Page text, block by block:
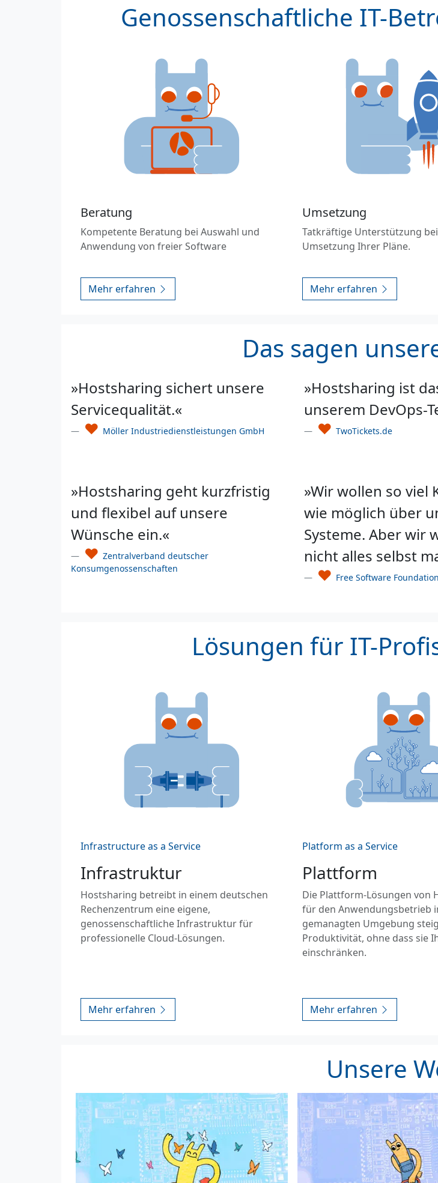
Genossenschaftliche IT-
Beratung
Kompetente Beratung bei Auswahl und
Anwendung von freier Software
Mehr erfahren
Umsetzung
Tatkräftige Unterstützung
Umsetzung Ihrer Pläne.
Mehr erfahren
Das sagen
»Hostsharing sichert unsere
Servicequalität.«
♥ Möller Industriedienstleistungen GmbH
»Hostsharing ist
unserem DevOps-
♥ TwoTickets.de
»Hostsharing geht kurzfristig
und flexibel auf unsere
Wünsche ein.«
♥ Zentralverband deutscher
Konsumgenossenschaften
»Wir wollen so viel
wie möglich über
Systeme. Aber wir
nicht alles selbst
♥ Free Software
Lösungen für IT-
Infrastructure as a Service
Infrastruktur
Hostsharing betreibt in einem deutschen
Rechenzentrum eine eigene,
genossenschaftliche Infrastruktur für
professionelle Cloud-Lösungen.
Mehr erfahren
Platform as a Service
Plattform
Die Plattform-Lösungen von
für den Anwendungsbetrieb
gemanagten Umgebung
Produktivität, ohne dass sie
einschränken.
Mehr erfahren
Unsere